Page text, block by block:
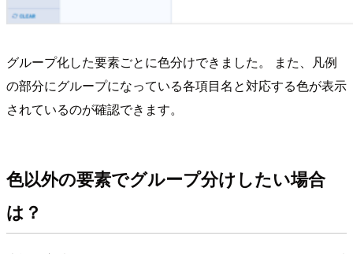
グループ化した要素ごとに色分けできました。 また、凡例
の部分にグループになっている各項目名と対応する色が表示
されているのが確認できます。
色以外の要素でグループ分けしたい場合
は？